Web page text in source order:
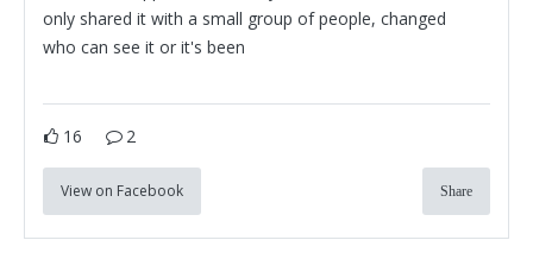
only shared it with a small group of people, changed
who can see it or it's been
16 2
View on Facebook Share